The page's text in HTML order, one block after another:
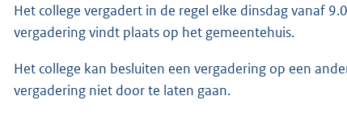
Het college vergadert in de regel elke dinsdag vanaf
vergadering vindt plaats op het gemeentehuis.
Het college kan besluiten een vergadering op een
vergadering niet door te laten gaan.